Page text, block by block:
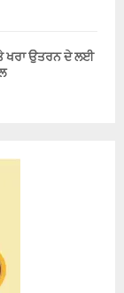
ਖਰਾ ਉਤਰਨ ਦੇ ਲਈ